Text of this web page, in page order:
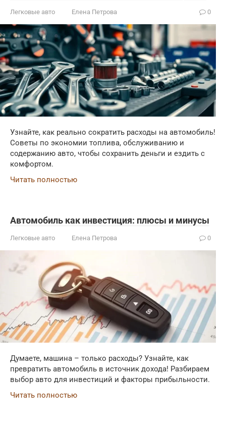
Легковые авто Елена Петрова 0
Узнайте, как реально сократить расходы на автомобиль!
Советы по экономии топлива, обслуживанию и
содержанию авто, чтобы сохранить деньги и ездить с
комфортом.
Читать полностью
Автомобиль как инвестиция: плюсы и минусы
Легковые авто Елена Петрова 0
Думаете, машина – только расходы? Узнайте, как
превратить автомобиль в источник дохода! Разбираем
выбор авто для инвестиций и факторы прибыльности.
Читать полностью